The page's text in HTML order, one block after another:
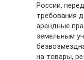
России,
требования
арендные
земельным
на товары,